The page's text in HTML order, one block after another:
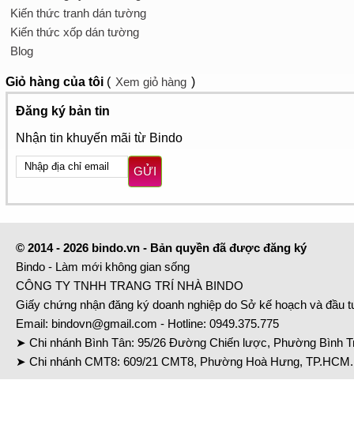
Kiến thức tranh dán tường
Kiến thức xốp dán tường
Blog
Giỏ hàng của tôi ( Xem giỏ hàng )
Đăng ký bản tin
Nhận tin khuyến mãi từ Bindo
GỬI
© 2014 - 2026 bindo.vn - Bản quyền đã được đăng ký
Bindo - Làm mới không gian sống
CÔNG TY TNHH TRANG TRÍ NHÀ BINDO
Giấy chứng nhận đăng ký doanh nghiệp do Sở kế hoạch và đầu
Email: bindovn@gmail.com - Hotline: 0949.375.775
➤ Chi nhánh Bình Tân: 95/26 Đường Chiến lược, Phường Bình
➤ Chi nhánh CMT8: 609/21 CMT8, Phường Hoà Hưng,